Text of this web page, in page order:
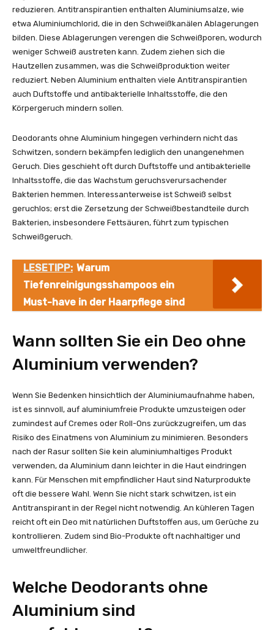
reduzieren. Antitranspirantien enthalten Aluminiumsalze, wie
etwa Aluminiumchlorid, die in den Schweißkanälen Ablagerungen
bilden. Diese Ablagerungen verengen die Schweißporen, wodurch
weniger Schweiß austreten kann. Zudem ziehen sich die
Hautzellen zusammen, was die Schweißproduktion weiter
reduziert. Neben Aluminium enthalten viele Antitranspirantien
auch Duftstoffe und antibakterielle Inhaltsstoffe, die den
Körpergeruch mindern sollen.
Deodorants ohne Aluminium hingegen verhindern nicht das
Schwitzen, sondern bekämpfen lediglich den unangenehmen
Geruch. Dies geschieht oft durch Duftstoffe und antibakterielle
Inhaltsstoffe, die das Wachstum geruchsverursachender
Bakterien hemmen. Interessanterweise ist Schweiß selbst
geruchlos; erst die Zersetzung der Schweißbestandteile durch
Bakterien, insbesondere Fettsäuren, führt zum typischen
Schweißgeruch.
LESETIPP: Warum
Tiefenreinigungsshampoos ein
Must-have in der Haarpflege sind
Wann sollten Sie ein Deo ohne
Aluminium verwenden?
Wenn Sie Bedenken hinsichtlich der Aluminiumaufnahme haben,
ist es sinnvoll, auf aluminiumfreie Produkte umzusteigen oder
zumindest auf Cremes oder Roll-Ons zurückzugreifen, um das
Risiko des Einatmens von Aluminium zu minimieren. Besonders
nach der Rasur sollten Sie kein aluminiumhaltiges Produkt
verwenden, da Aluminium dann leichter in die Haut eindringen
kann. Für Menschen mit empfindlicher Haut sind Naturprodukte
oft die bessere Wahl. Wenn Sie nicht stark schwitzen, ist ein
Antitranspirant in der Regel nicht notwendig. An kühleren Tagen
reicht oft ein Deo mit natürlichen Duftstoffen aus, um Gerüche zu
kontrollieren. Zudem sind Bio-Produkte oft nachhaltiger und
umweltfreundlicher.
Welche Deodorants ohne
Aluminium sind